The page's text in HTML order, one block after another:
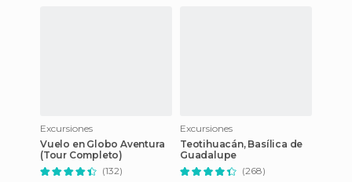
Excursiones
Vuelo en Globo Aventura
(Tour Completo)
(132)
Excursiones
Teotihuacán, Basílica de
Guadalupe
(268)